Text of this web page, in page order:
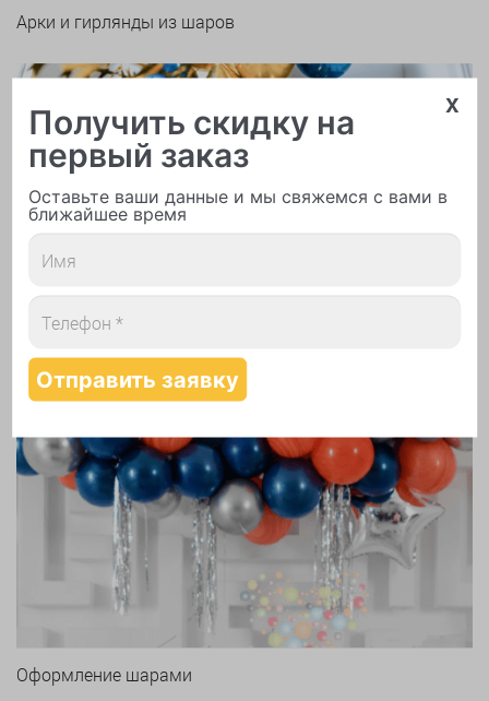
Арки и гирлянды из шаров
Надутие шаров гелием
Оформление шарами
x
Получить скидку на
первый заказ
Оставьте ваши данные и мы свяжемся с вами в
ближайшее время